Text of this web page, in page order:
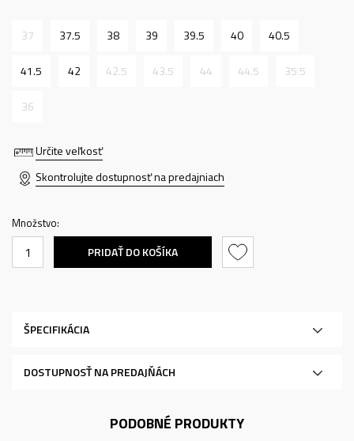
Určite veľkosť
37 37.5 38 39 39.5 40 40.5
41.5 42 42.5 43.5 44 44.5 35.5
36
Skontrolujte dostupnosť na predajniach
Množstvo:
PRIDAŤ DO KOŠÍKA
ŠPECIFIKÁCIA
DOSTUPNOSŤ NA PREDAJŇÁCH
PODOBNÉ PRODUKTY